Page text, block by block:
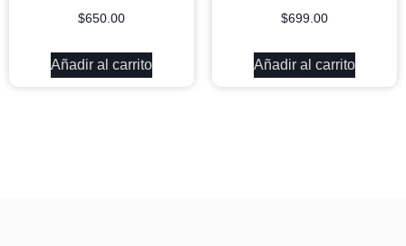
$650.00
Añadir al carrito
$699.00
Añadir al carrito